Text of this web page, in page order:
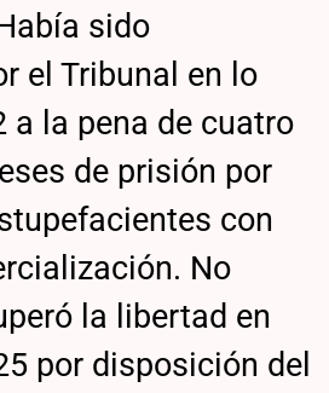
sido
el Tribunal en lo
a la pena de cuatro
de prisión por
con
No
la libertad en
por disposición del